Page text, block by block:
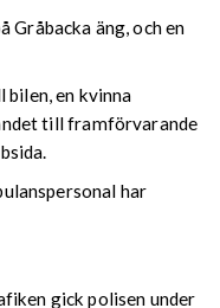
Gråbacka äng, och en
bilen, en kvinna
till framförvarande
har
gick polisen under